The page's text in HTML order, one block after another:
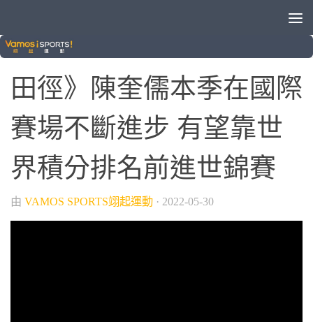
VAMOS自製節目
田徑》陳奎儒本季在國際
賽場不斷進步 有望靠世
界積分排名前進世錦賽
由 VAMOS SPORTS翊起運動 · 2022-05-30